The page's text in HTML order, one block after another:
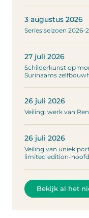
3 augustus 2026
Series seizoen 2026-
27 juli 2026
Schilderkunst op
Surinaams
26 juli 2026
Veiling: werk van
26 juli 2026
Veiling van uniek
limited edition-
Bekijk al het